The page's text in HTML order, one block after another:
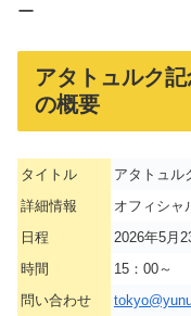
ー
アタトュルク
の概要
タイトル
アタトュル
詳細情報
オフィシ
日程
2026年5月
時間
15：00～
問い合わせ